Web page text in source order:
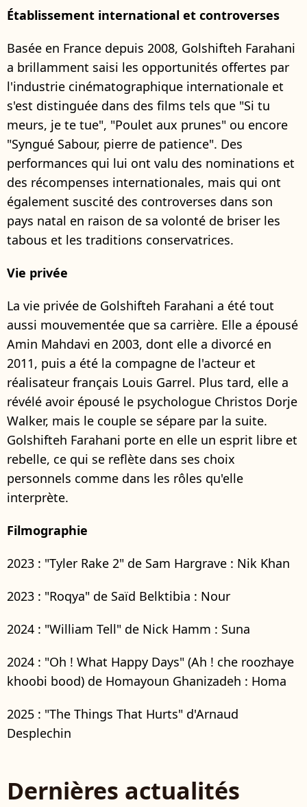
Établissement international et controverses
Basée en France depuis 2008, Golshifteh Farahani
a brillamment saisi les opportunités offertes par
l'industrie cinématographique internationale et
s'est distinguée dans des films tels que "Si tu
meurs, je te tue", "Poulet aux prunes" ou encore
"Syngué Sabour, pierre de patience". Des
performances qui lui ont valu des nominations et
des récompenses internationales, mais qui ont
également suscité des controverses dans son
pays natal en raison de sa volonté de briser les
tabous et les traditions conservatrices.
Vie privée
La vie privée de Golshifteh Farahani a été tout
aussi mouvementée que sa carrière. Elle a épousé
Amin Mahdavi en 2003, dont elle a divorcé en
2011, puis a été la compagne de l'acteur et
réalisateur français Louis Garrel. Plus tard, elle a
révélé avoir épousé le psychologue Christos Dorje
Walker, mais le couple se sépare par la suite.
Golshifteh Farahani porte en elle un esprit libre et
rebelle, ce qui se reflète dans ses choix
personnels comme dans les rôles qu'elle
interprète.
Filmographie
2023 : "Tyler Rake 2" de Sam Hargrave : Nik Khan
2023 : "Roqya" de Saïd Belktibia : Nour
2024 : "William Tell" de Nick Hamm : Suna
2024 : "Oh ! What Happy Days" (Ah ! che roozhaye
khoobi bood) de Homayoun Ghanizadeh : Homa
2025 : "The Things That Hurts" d'Arnaud
Desplechin
Dernières actualités